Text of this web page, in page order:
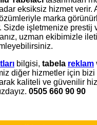
eksiksiz hizmet verir.
marka
Sizde işletmenize prestij
uzman ekibimizle
bilgisi, tabela reklam
diğer hizmetler için bizi
kaliteli ve güvenilir
0505 660 90 90